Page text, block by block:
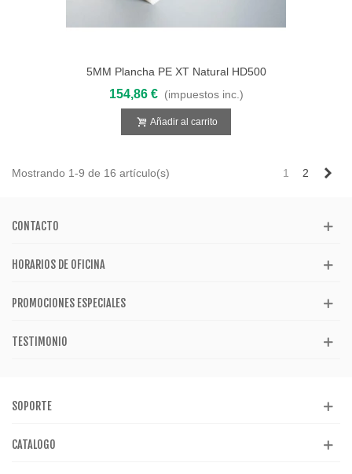
5MM Plancha PE XT Natural HD500
1000x2000
154,86 € (impuestos inc.)
Añadir al carrito
Mostrando 1-9 de 16 artículo(s) 1 2
CONTACTO
HORARIOS DE OFICINA
PROMOCIONES ESPECIALES
TESTIMONIO
SOPORTE
CATALOGO